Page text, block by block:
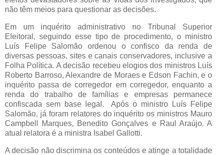
não têm meios para questionar as decisões.
Em um inquérito administrativo no Tribunal Superior
Eleitoral, seguindo esse tipo de procedimento, o ministro
Luís Felipe Salomão ordenou o confisco da renda de
diversas pessoas, sites e canais conservadores, inclusive a
Folha Política. A decisão recebeu elogios dos ministros Luís
Roberto Barroso, Alexandre de Moraes e Edson Fachin, e o
inquérito passa de corregedor em corregedor, enquanto a
renda do trabalho de famílias e empresas permanece
confiscada sem base legal. Após o ministro Luís Felipe
Salomão, já foram relatores do inquérito os ministros Mauro
Campbell Marques, Benedito Gonçalves e Raul Araújo. A
atual relatora é a ministra Isabel Gallotti.
A decisão não discrimina os conteúdos e atinge a totalidade